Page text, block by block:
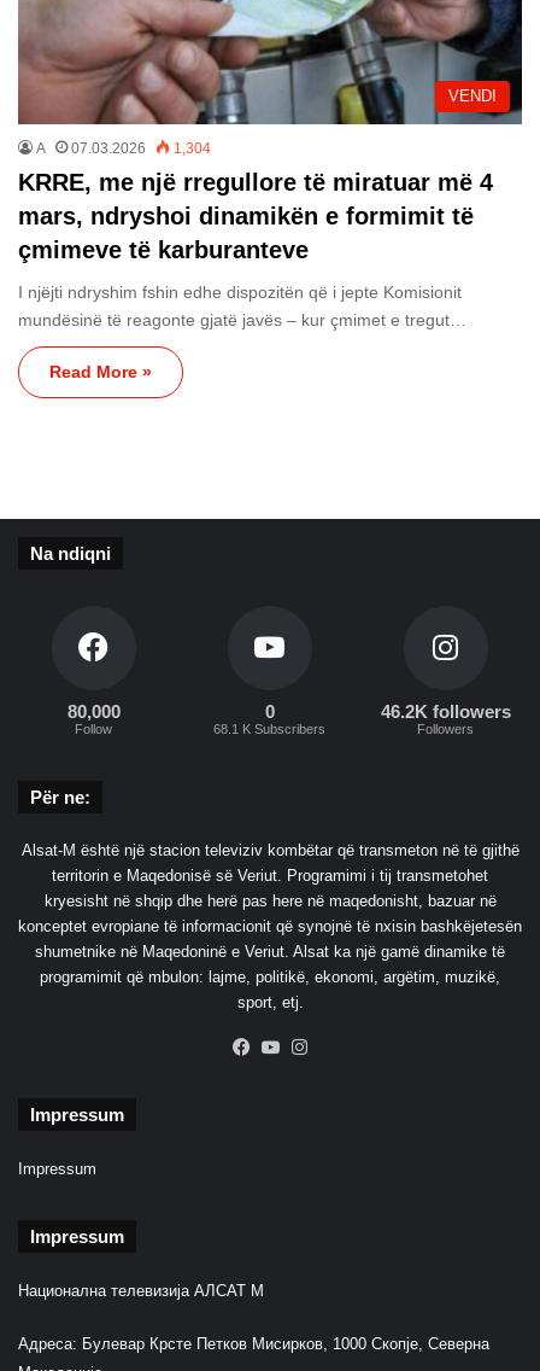
VENDI
A 07.03.2026 1,304
KRRE, me një rregullore të miratuar më 4
mars, ndryshoi dinamikën e formimit të
çmimeve të karburanteve
I njëjti ndryshim fshin edhe dispozitën që i jepte Komisionit
mundësinë të reagonte gjatë javës – kur çmimet e tregut…
Read More »
Na ndiqni
80,000
Follow
0
68.1 K Subscribers
46.2K followers
Followers
Për ne:
Alsat-M është një stacion televiziv kombëtar që transmeton në të gjithë
territorin e Maqedonisë së Veriut. Programimi i tij transmetohet
kryesisht në shqip dhe herë pas here në maqedonisht, bazuar në
konceptet evropiane të informacionit që synojnë të nxisin bashkëjetesën
shumetnike në Maqedoninë e Veriut. Alsat ka një gamë dinamike të
programimit që mbulon: lajme, politikë, ekonomi, argëtim, muzikë,
sport, etj.
Facebook
YouTube
Impressum
Impressum
Impressum
Национална телевизија АЛСАТ М
Адреса: Булевар Крсте Петков Мисирков, 1000 Скопје, Северна